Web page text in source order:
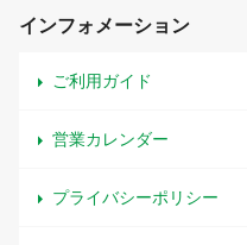
インフォメーション
ご利用ガイド
営業カレンダー
プライバシーポリシー